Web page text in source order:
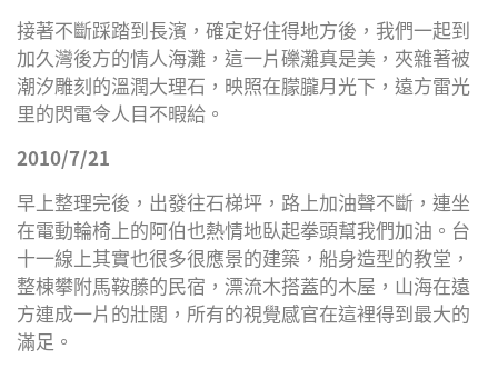
接著不斷踩踏到長濱，確定好住得地方後，我們一起到
加久灣後方的情人海灘，這一片礫灘真是美，夾雜著被
潮汐雕刻的溫潤大理石，映照在朦朧月光下，遠方雷光
里的閃電令人目不暇給。
2010/7/21
早上整理完後，出發往石梯坪，路上加油聲不斷，連坐
在電動輪椅上的阿伯也熱情地臥起拳頭幫我們加油。台
十一線上其實也很多很應景的建築，船身造型的教堂，
整棟攀附馬鞍藤的民宿，漂流木搭蓋的木屋，山海在遠
方連成一片的壯闊，所有的視覺感官在這裡得到最大的
滿足。